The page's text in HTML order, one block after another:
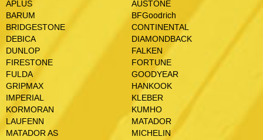
APLUS
AUSTONE
BARUM
BFGoodrich
BRIDGESTONE
CONTINENTAL
DEBICA
DIAMONDBACK
DUNLOP
FALKEN
FIRESTONE
FORTUNE
FULDA
GOODYEAR
GRIPMAX
HANKOOK
IMPERIAL
KLEBER
KORMORAN
KUMHO
LAUFENN
MATADOR
MATADOR AS
MICHELIN